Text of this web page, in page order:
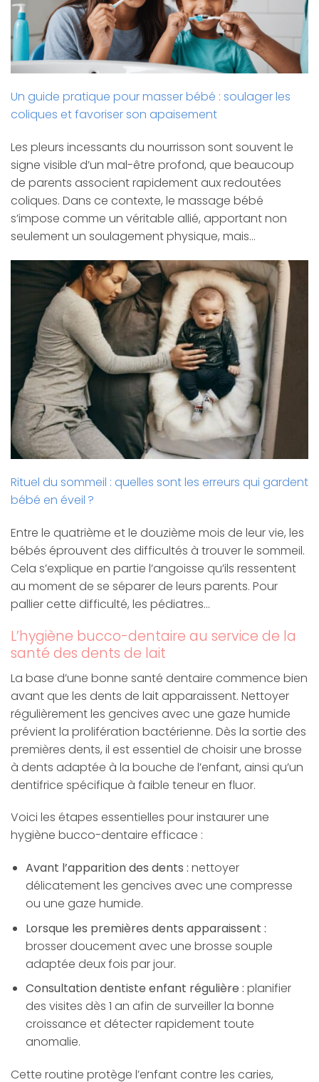
Un guide pratique pour masser bébé : soulager les
coliques et favoriser son apaisement
Les pleurs incessants du nourrisson sont souvent le
signe visible d’un mal-être profond, que beaucoup
de parents associent rapidement aux redoutées
coliques. Dans ce contexte, le massage bébé
s’impose comme un véritable allié, apportant non
seulement un soulagement physique, mais…
Rituel du sommeil : quelles sont les erreurs qui gardent
bébé en éveil ?
Entre le quatrième et le douzième mois de leur vie, les
bébés éprouvent des difficultés à trouver le sommeil.
Cela s’explique en partie l’angoisse qu’ils ressentent
au moment de se séparer de leurs parents. Pour
pallier cette difficulté, les pédiatres…
L’hygiène bucco-dentaire au service de la
santé des dents de lait
La base d’une bonne santé dentaire commence bien
avant que les dents de lait apparaissent. Nettoyer
régulièrement les gencives avec une gaze humide
prévient la prolifération bactérienne. Dès la sortie des
premières dents, il est essentiel de choisir une brosse
à dents adaptée à la bouche de l’enfant, ainsi qu’un
dentifrice spécifique à faible teneur en fluor.
Voici les étapes essentielles pour instaurer une
hygiène bucco-dentaire efficace :
Avant l’apparition des dents : nettoyer
délicatement les gencives avec une compresse
ou une gaze humide.
Lorsque les premières dents apparaissent :
brosser doucement avec une brosse souple
adaptée deux fois par jour.
Consultation dentiste enfant régulière : planifier
des visites dès 1 an afin de surveiller la bonne
croissance et détecter rapidement toute
anomalie.
Cette routine protège l’enfant contre les caries,